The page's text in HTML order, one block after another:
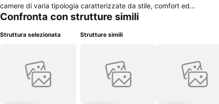
camere di varia tipologia caratterizzate da stile, comfort ed
eleganza. Gli alloggi sono dotati di climatizzatore, TV satellitare,
ciabattine, asciugacapelli e kit cortesia. La struttura offre il Wi-Fi
gratuitamente su prenotazione. La colazione viene servita a buffet
in stile internazionale, mentre il Ristorante Corallo offre un’ampia
scelta di piatti della tradizione toscana preparati con prodotti locali.
Confronta con strutture simili
Struttura selezionata Strutture simili